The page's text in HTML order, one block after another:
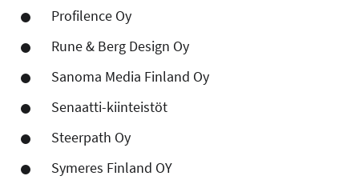
Profilence Oy
Rune & Berg Design Oy
Sanoma Media Finland Oy
Senaatti-kiinteistöt
Steerpath Oy
Symeres Finland OY